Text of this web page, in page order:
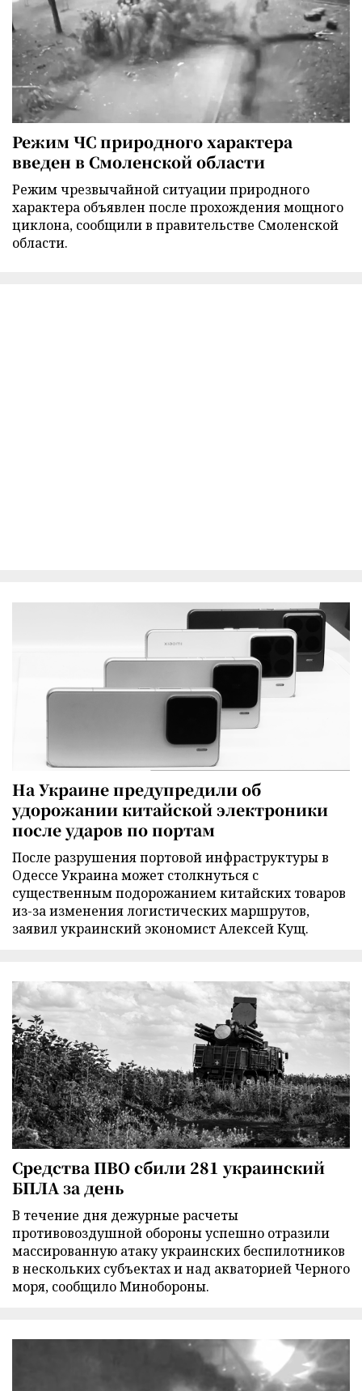
Режим ЧС природного характера
введен в Смоленской области
Режим чрезвычайной ситуации природного
характера объявлен после прохождения мощного
циклона, сообщили в правительстве Смоленской
области.
На Украине предупредили об
удорожании китайской электроники
после ударов по портам
После разрушения портовой инфраструктуры в
Одессе Украина может столкнуться с
существенным подорожанием китайских товаров
из-за изменения логистических маршрутов,
заявил украинский экономист Алексей Кущ.
Средства ПВО сбили 281 украинский
БПЛА за день
В течение дня дежурные расчеты
противовоздушной обороны успешно отразили
массированную атаку украинских беспилотников
в нескольких субъектах и над акваторией Черного
моря, сообщило Минобороны.